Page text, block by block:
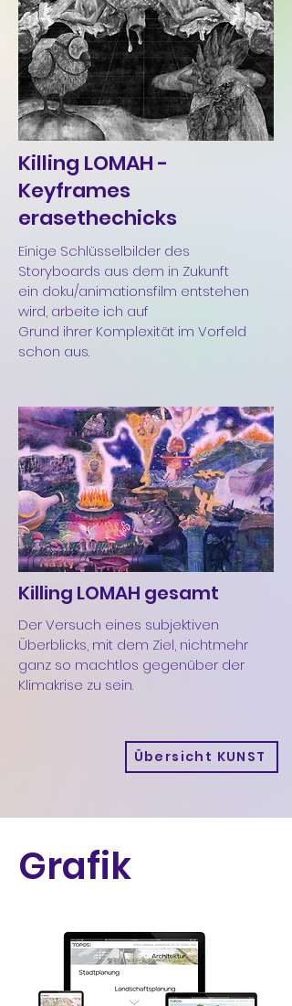
Killing LOMAH -
Keyframes
erasethechicks
Einige Schlüsselbilder des
Storyboards aus dem in Zukunft
ein doku/animationsfilm entstehen
wird, arbeite ich auf
Grund ihrer Komplexität im Vorfeld
schon aus.
Killing LOMAH gesamt
Der Versuch eines subjektiven
Überblicks, mit dem Ziel, nichtmehr
ganz so machtlos gegenüber der
Klimakrise zu sein.
Übersicht KUNST
Grafik